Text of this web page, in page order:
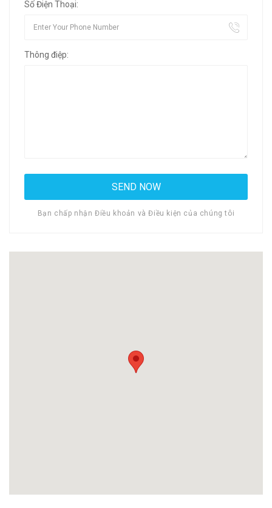
Số Điện Thoại:
Thông điệp:
Bạn chấp nhận Điều khoản và Điều kiện của chúng tôi